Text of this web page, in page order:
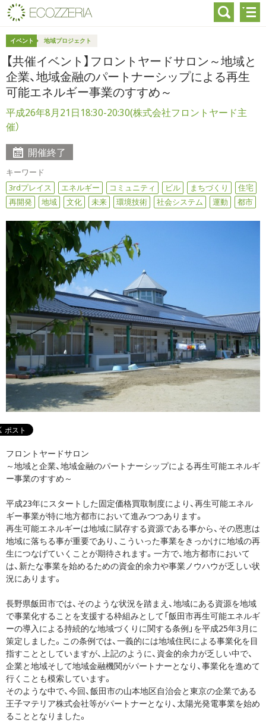
イベント 地域プロジェクト
【共催イベント】フロントヤードサロン～地域と
企業、地域金融のパートナーシップによる再生
可能エネルギー事業のすすめ～
平成26年8月21日18:30-20:30(株式会社フロントヤード主
催）
開催終了
キーワード
3rdプレイス
エネルギー コミュニティ ビル まちづくり
住宅
再開発
地域 文化 未来 環境技術 社会システム 運動 都市
フロントヤードサロン
～地域と企業、地域金融のパートナーシップによる再生可能エネルギ
ー事業のすすめ～
平成23年にスタートした固定価格買取制度により、再生可能エネル
ギー事業が特に地方都市において進みつつあります。
再生可能エネルギーは地域に賦存する資源である事から、その恩恵は
地域に落ちる事が重要であり、こういった事業をきっかけに地域の再
生につなげていくことが期待されます。一方で、地方都市において
は、新たな事業を始めるための資金的余力や事業ノウハウが乏しい状
況にあります。
長野県飯田市では、そのような状況を踏まえ、地域にある資源を地域
で事業化することを支援する枠組みとして「飯田市再生可能エネルギ
ーの導入による持続的な地域づくりに関する条例」を平成25年3月に
策定しました。この条例では、一義的には地域住民による事業化を目
指すこととしていますが、上記のように、資金的余力が乏しい中で、
企業と地域そして地域金融機関がパートナーとなり、事業化を進めて
行くことも模索しています。
そのような中で、今回、飯田市の山本地区自治会と東京の企業である
王子マテリア株式会社等がパートナーとなり、太陽光発電事業を始め
ることとなりました。